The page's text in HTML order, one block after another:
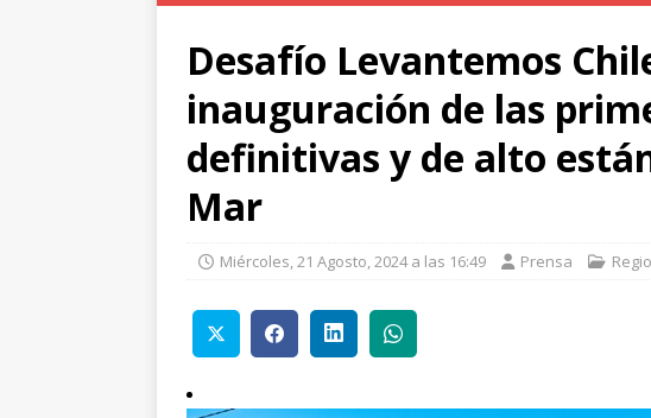
Desafío Levantemos
inauguración de las
definitivas y de alto
Mar
Miércoles, 21 Agosto, 2024 a las 16:49 Prensa